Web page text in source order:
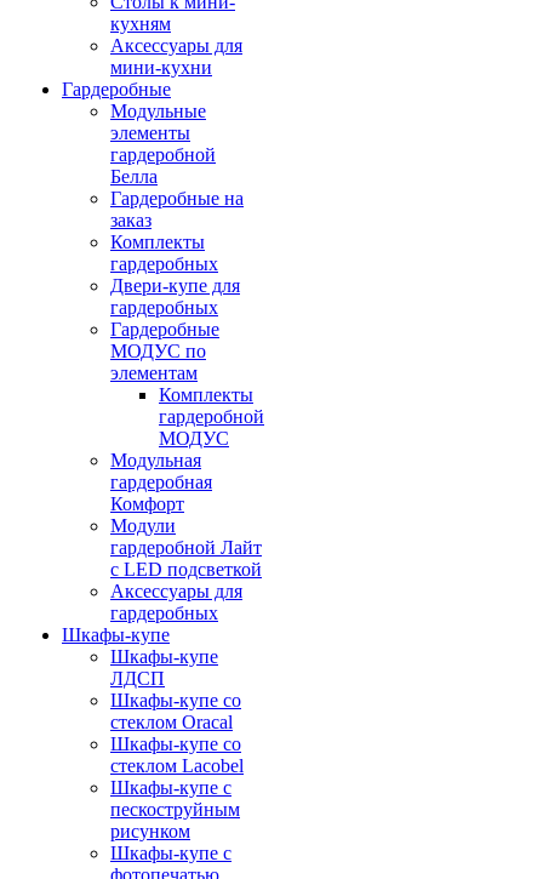
кухням
Аксессуары для
мини-кухни
Гардеробные
Модульные
элементы
гардеробной
Белла
Гардеробные на
заказ
Комплекты
гардеробных
Двери-купе для
гардеробных
Гардеробные
МОДУС по
элементам
Комплекты
гардеробной
МОДУС
Модульная
гардеробная
Комфорт
Модули
гардеробной Лайт
с LED подсветкой
Аксессуары для
гардеробных
Шкафы-купе
Шкафы-купе
ЛДСП
Шкафы-купе со
стеклом Oracal
Шкафы-купе со
стеклом Lacobel
Шкафы-купе с
пескоструйным
рисунком
Шкафы-купе с
фотопечатью